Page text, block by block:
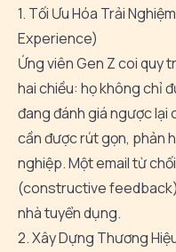
1. Tối Ưu Hóa Trải
Experience)
Ứng viên Gen Z coi quy
hai chiều: họ không chỉ
đang đánh giá ngược lại
cần được rút gọn, phản
nghiệp. Một email từ
(constructive
nhà tuyển dụng.
2. Xây Dựng Thương